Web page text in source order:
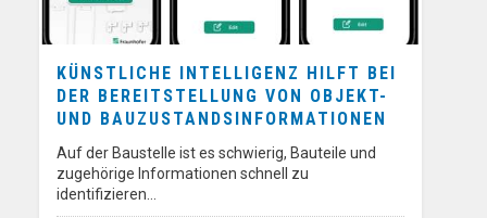
KÜNSTLICHE INTELLIGENZ HILFT BEI
DER BEREITSTELLUNG VON OBJEKT-
UND BAUZUSTANDSINFORMATIONEN
Auf der Baustelle ist es schwierig, Bauteile und
zugehörige Informationen schnell zu
identifizieren…